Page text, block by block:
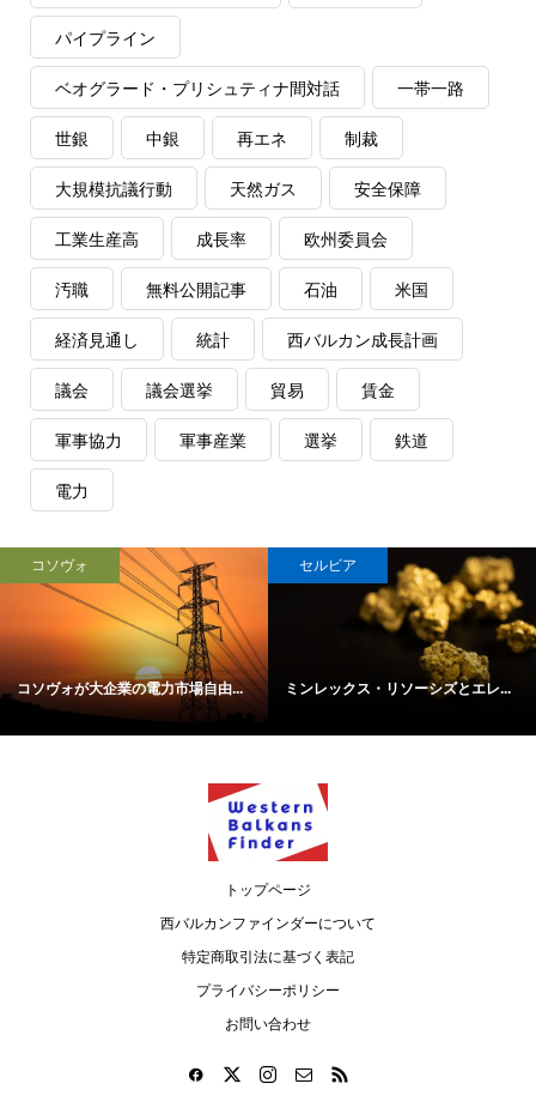
パイプライン
ベオグラード・プリシュティナ間対話 一帯一路
世銀 中銀 再エネ 制裁
大規模抗議行動 天然ガス 安全保障
工業生産高 成長率 欧州委員会
汚職 無料公開記事 石油 米国
経済見通し 統計 西バルカン成長計画
議会 議会選挙 貿易 賃金
軍事協力 軍事産業 選挙 鉄道
電力
コソヴォ
コソヴォが大企業の電力市場自由...
セルビア
ミンレックス・リソーシズとエレ...
トップページ
西バルカンファインダーについて
特定商取引法に基づく表記
プライバシーポリシー
お問い合わせ